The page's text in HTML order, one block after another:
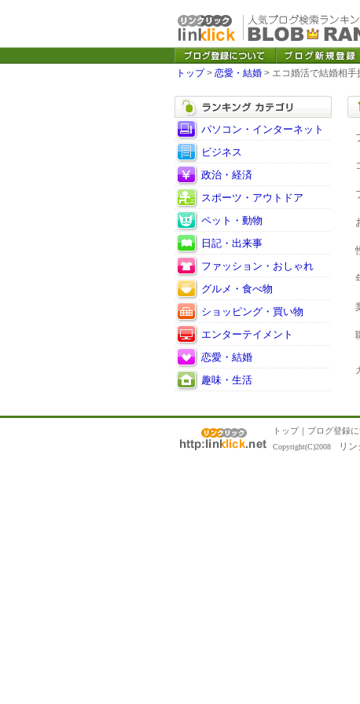
トップ> 恋愛・結婚 > エコ婚活で結婚相手
パソコン・インターネット
ビジネス
政治・経済
スポーツ・アウトドア
ペット・動物
日記・出来事
ファッション・おしゃれ
グルメ・食べ物
ショッピング・買い物
エンターテイメント
恋愛・結婚
趣味・生活
トップ｜ ブログ登録
Copyright(C)2008 リ